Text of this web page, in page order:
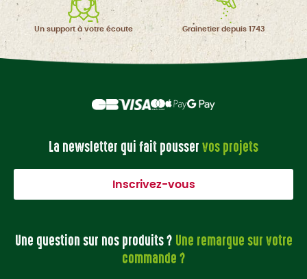
Un support à votre écoute Grainetierdepuis 1743
La newsletter qui fait pousservos projets
Inscrivez-vous
Une question sur nos produits ? Une remarque sur votre
commande ?